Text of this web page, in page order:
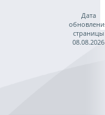
Дата
страницы
08.08.2026